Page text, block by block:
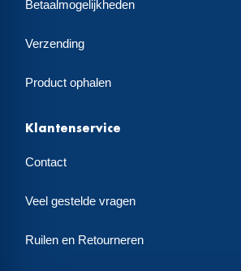
Betaalmogelijkheden
Verzending
Product ophalen
Klantenservice
Contact
Veel gestelde vragen
Ruilen en Retourneren